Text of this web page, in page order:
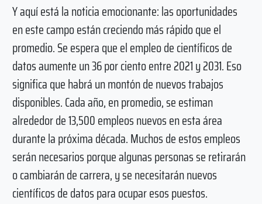
Y aquí está la noticia emocionante: las oportunidades
en este campo están creciendo más rápido que el
promedio. Se espera que el empleo de científicos de
datos aumente un 36 por ciento entre 2021 y 2031. Eso
significa que habrá un montón de nuevos trabajos
disponibles. Cada año, en promedio, se estiman
alrededor de 13,500 empleos nuevos en esta área
durante la próxima década. Muchos de estos empleos
serán necesarios porque algunas personas se retirarán
o cambiarán de carrera, y se necesitarán nuevos
científicos de datos para ocupar esos puestos.